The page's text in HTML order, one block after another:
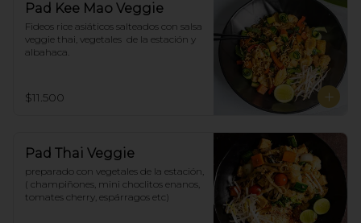
Pad Kee Mao Veggie
Fideos rice asiáticos salteados con salsa
veggie thai, vegetales  de la estación y
albahaca.
$11.500
Pad Thai Veggie
preparado con vegetales de la estación,
( champiñones, mini choclitos enanos,
tomates cherry, espárragos etc)